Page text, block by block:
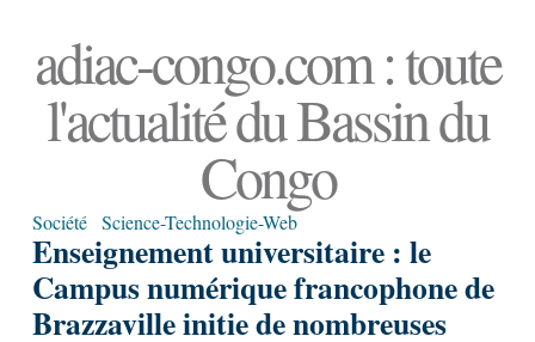
adiac-congo.com : toute
l'actualité du Bassin du
Congo
Société Science-Technologie-Web
Enseignement universitaire : le
Campus numérique francophone de
Brazzaville initie de nombreuses